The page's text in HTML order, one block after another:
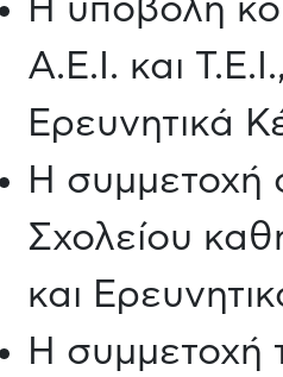
Η υποβολή
Α.Ε.Ι. και
Ερευνητικά
Η συμμετοχή
Σχολείου
και
Η συμμετοχή